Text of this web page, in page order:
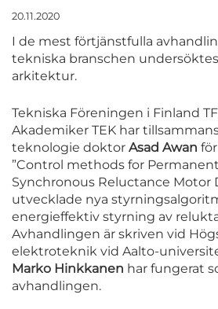
20.11.2020
I de mest förtjänstfulla
tekniska branschen
arkitektur.
Tekniska Föreningen i Finland
Akademiker TEK har
teknologie doktor Asad Awan
”Control methods for
Synchronous Reluctance Motor
utvecklade nya
energieffektiv styrning av
Avhandlingen är skriven vid
elektroteknik vid Aalto-
Marko Hinkkanen har fungerat
avhandlingen.